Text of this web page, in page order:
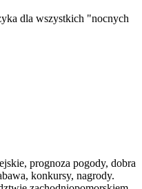
dla wszystkich "nocnych
prognoza pogody, dobra
konkursy, nagrody.